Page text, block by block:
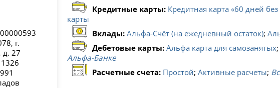
г.
д. 27
Кредитные карты: Кредитная карта «60 дней без
карты
Вклады:Альфа-Счёт (на ежедневный остаток);
Дебетовые карты:Альфа карта для самозанятых
Альфа-Банке
Расчетные счета: Простой;Активные расчеты;